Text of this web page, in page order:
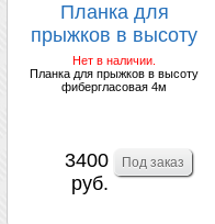
Планка для
прыжков в высоту
фибергласовая
4м.
Нет в наличии.
Планка для прыжков в высоту
фибергласовая 4м
3400
руб.